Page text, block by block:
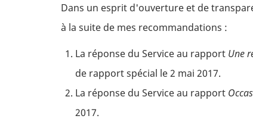
Dans un esprit d'ouverture et de
à la suite de mes recommandations :
La réponse du Service au rapport Une
de rapport spécial le 2 mai 2017.
La réponse du Service au rapport
2017.